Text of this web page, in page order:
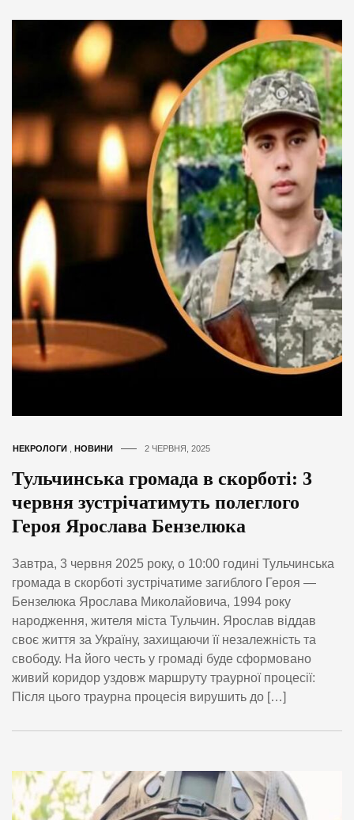
НЕКРОЛОГИ НОВИНИ 2 ЧЕРВНЯ, 2025
Тульчинська громада в скорботі: 3
червня зустрічатимуть полеглого
Героя Ярослава Бензелюка
Завтра, 3 червня 2025 року, о 10:00 годині Тульчинська
громада в скорботі зустрічатиме загиблого Героя —
Бензелюка Ярослава Миколайовича, 1994 року
народження, жителя міста Тульчин. Ярослав віддав
своє життя за Україну, захищаючи її незалежність та
свободу. На його честь у громаді буде сформовано
живий коридор уздовж маршруту траурної процесії:
Після цього траурна процесія вирушить до […]